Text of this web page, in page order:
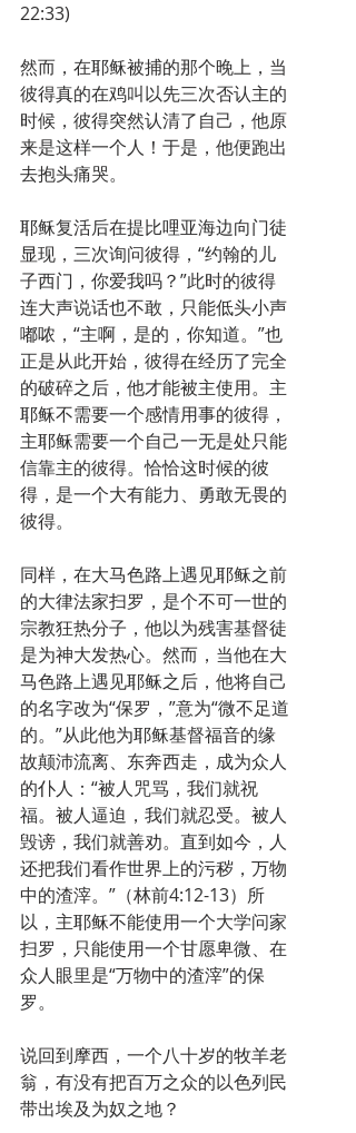
22:33)
然而，在耶稣被捕的那个晚上，当
彼得真的在鸡叫以先三次否认主的
时候，彼得突然认清了自己，他原
来是这样一个人！于是，他便跑出
去抱头痛哭。
耶稣复活后在提比哩亚海边向门徒
显现，三次询问彼得，“约翰的儿
子西门，你爱我吗？”此时的彼得
连大声说话也不敢，只能低头小声
嘟哝，“主啊，是的，你知道。”也
正是从此开始，彼得在经历了完全
的破碎之后，他才能被主使用。主
耶稣不需要一个感情用事的彼得，
主耶稣需要一个自己一无是处只能
信靠主的彼得。恰恰这时候的彼
得，是一个大有能力、勇敢无畏的
彼得。
同样，在大马色路上遇见耶稣之前
的大律法家扫罗，是个不可一世的
宗教狂热分子，他以为残害基督徒
是为神大发热心。然而，当他在大
马色路上遇见耶稣之后，他将自己
的名字改为“保罗，”意为“微不足道
的。”从此他为耶稣基督福音的缘
故颠沛流离、东奔西走，成为众人
的仆人：“被人咒骂，我们就祝
福。被人逼迫，我们就忍受。被人
毁谤，我们就善劝。直到如今，人
还把我们看作世界上的污秽，万物
中的渣滓。”（林前4:12-13）所
以，主耶稣不能使用一个大学问家
扫罗，只能使用一个甘愿卑微、在
众人眼里是“万物中的渣滓”的保
罗。
说回到摩西，一个八十岁的牧羊老
翁，有没有把百万之众的以色列民
带出埃及为奴之地？